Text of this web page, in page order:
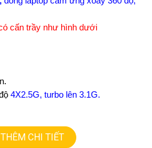
cấn trầy như hình dưới
4X2.5G, turbo lên 3.1G.
touch X360 tràn viền xoay gập
CHI TIẾT